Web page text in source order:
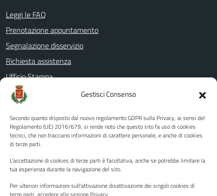
Gestisci Consenso
Secondo quanto disposto dal nuovo regolamento GDPR sulla Privacy, ai sensi del
Regolamento (UE) 2016/679, si rende noto che questo sito fa uso di cookies
tecnici, che non tracciano informazioni di carattere personale, e anche di cookies
di terze parti.
L'accettazione di cookies di terze parti è facoltativa, anche se potrebbe limitare la
tua esperienza durante la navigazione del sito.
Per ulteriori informazioni sull'attivazione disattivazione dei singoli cookies di
Leggi le FAQ
Prenotazione appuntamento
Segnalazione disservizio
Richiesta assistenza
Ufficio Stampa
Amministrazione Trasparente
Albo pretorio
Informativa privacy
Note legali
Piano di miglioramento del sito